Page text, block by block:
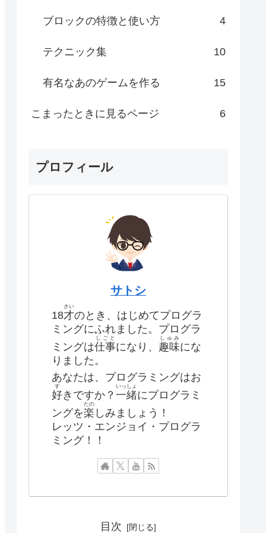
ブロックの特徴と使い方 4
テクニック集 10
有名なあのゲームを作る 15
こまったときに見るページ 6
プロフィール
サトシ
18才
さい
のとき、はじめてプログラ
ミングにふれました。プログラ
ミングは仕事
しごと
になり、 趣味
しゅみ
にな
りました。
あなたは、プログラミングはお
好
す
きですか？ 一緒
いっしょ
にプログラミ
ングを楽
たの
しみましょう！
レッツ・エンジョイ・プログラ
ミング！！
目次